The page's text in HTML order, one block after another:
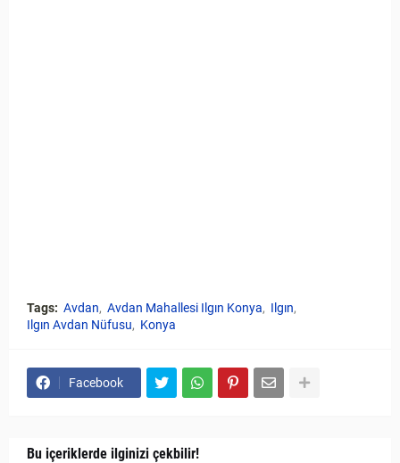
Tags: Avdan Avdan Mahallesi Ilgın Konya
Ilgın
Ilgın Avdan Nüfusu
Konya
Facebook
Bu içeriklerde ilginizi çekbilir!